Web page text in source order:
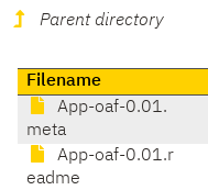
Parent directory
Filename
App-oaf-0.01.
meta
App-oaf-0.01.r
eadme